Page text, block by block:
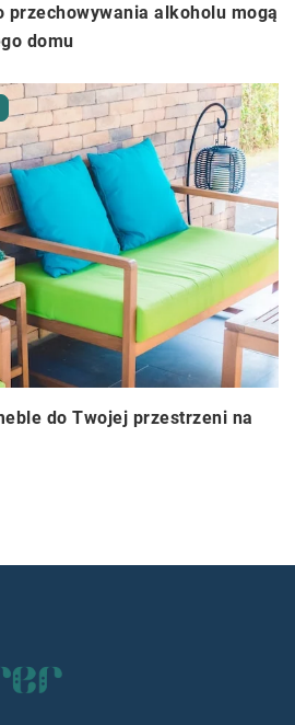
przechowywania alkoholu mogą
domu
do Twojej przestrzeni na